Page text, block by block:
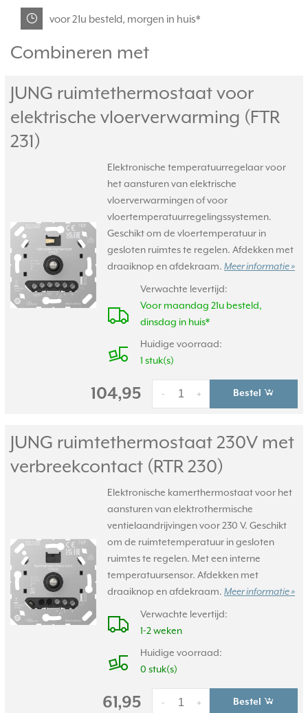
voor 21u besteld, morgen in huis*
Combineren met
JUNG ruimtethermostaat voor
elektrische vloerverwarming (FTR
231)
Elektronische temperatuurregelaar voor
het aansturen van elektrische
vloerverwarmingen of voor
vloertemperatuurregelingssystemen.
Geschikt om de vloertemperatuur in
gesloten ruimtes te regelen. Afdekken met
draaiknop en afdekraam. Meer informatie »
Verwachte levertijd:
Voor maandag 21u besteld,
dinsdag in huis*
Huidige voorraad:
1 stuk(s)
104,95 +
- Bestel
JUNG ruimtethermostaat 230V met
verbreekcontact (RTR 230)
Elektronische kamerthermostaat voor het
aansturen van elektrothermische
ventielaandrijvingen voor 230 V. Geschikt
om de ruimtetemperatuur in gesloten
ruimtes te regelen. Met een interne
temperatuursensor. Afdekken met
draaiknop en afdekraam. Meer informatie »
Verwachte levertijd:
1-2 weken
Huidige voorraad:
0 stuk(s)
61,95 +
- Bestel